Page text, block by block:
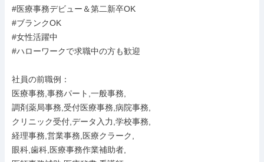
#医療事務デビュー＆第二新卒OK
#ブランクOK
#女性活躍中
#ハローワークで求職中の方も歓迎
社員の前職例：
医療事務,事務パート,一般事務,
調剤薬局事務,受付医療事務,病院事務,
クリニック受付,データ入力,学校事務,
経理事務,営業事務,医療クラーク,
眼科,歯科,医療事務作業補助者,